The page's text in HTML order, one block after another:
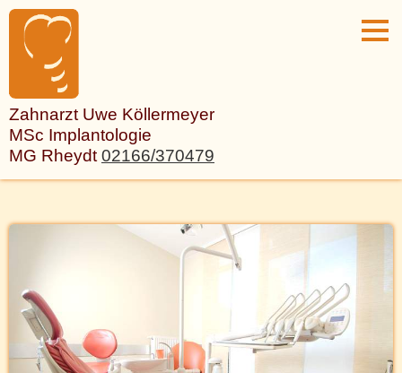
Zahnarzt Uwe Köllermeyer
MSc Implantologie
MG Rheydt 02166/370479